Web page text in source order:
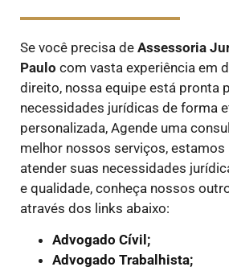
Se você precisa de Assessoria
Paulo com vasta experiência em
direito, nossa equipe está pronta
necessidades jurídicas de forma
personalizada, Agende uma
melhor nossos serviços,
atender suas necessidades
e qualidade, conheça nossos
através dos links abaixo:
Advogado Cívil;
Advogado Trabalhista;